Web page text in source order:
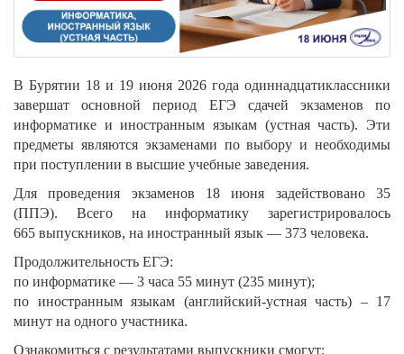
В Бурятии 18 и 19 июня 2026 года одиннадцатиклассники
завершат основной период ЕГЭ сдачей экзаменов по
информатике и иностранным языкам (устная часть). Эти
предметы являются экзаменами по выбору и необходимы
при поступлении в высшие учебные заведения.
Для проведения экзаменов 18 июня задействовано 35
(ППЭ). Всего на информатику зарегистрировалось
665 выпускников, на иностранный язык — 373 человека.
Продолжительность ЕГЭ:
по информатике — 3 часа 55 минут (235 минут);
по иностранным языкам (английский-устная часть) – 17
минут на одного участника.
Ознакомиться с результатами выпускники смогут: